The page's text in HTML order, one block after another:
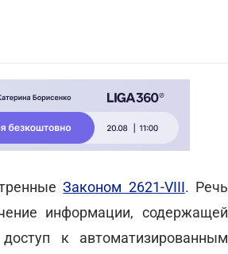
Законом 2621-VIII. Речь
информации, содержащей
к автоматизированным